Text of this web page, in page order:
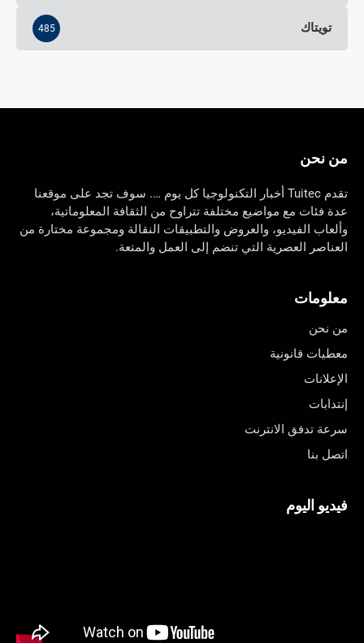
تويتاك 485
من نحن
تقدم Tuitec أخبار التكنولوجيا كل يوم …. سوف تجد على موقعنا
عدة فئات مع مواضيع مختلفة تتراوح من الثقافة المعلوماتية،
وألعاب الفيديو، والعروض والتطبيقات النقالة ومجموعة مختارة من
العناصر العصرية التي تنضم إلى العمل والمتعة.
معلومات
من نحن
معطيات قانونية
الإعلانات
إنتدابات
سرعة تدفق الانترنت
اتصل بنا
فيديو اليوم